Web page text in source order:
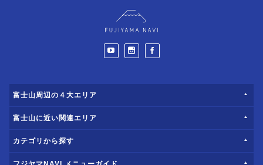
富士山周辺の４大エリア
富士山に近い関連エリア
カテゴリから探す